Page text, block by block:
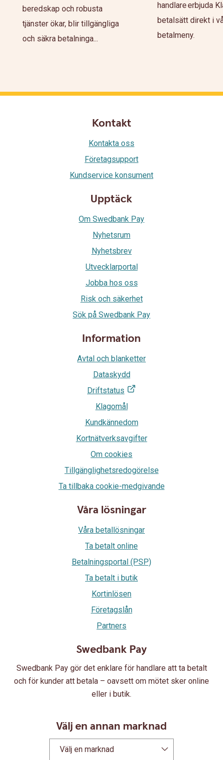
beredskap och robusta
tjänster ökar, blir tillgängliga
och säkra betalninga...
handlare erbjuda
betalsätt direkt i
betalmeny.
Swedbank Pay
Swedbank Pay gör det enklare för handlare att ta betalt
och för kunder att betala – oavsett om mötet sker online
eller i butik.
Välj en annan marknad
Välj en marknad
Kontakt
Kontakta oss
Företagsupport
Kundservice konsument
Upptäck
Om Swedbank Pay
Nyhetsrum
Nyhetsbrev
Utvecklarportal
Jobba hos oss
Risk och säkerhet
Sök på Swedbank Pay
Information
Avtal och blanketter
Dataskydd
Driftstatus
Klagomål
Kundkännedom
Kortnätverksavgifter
Om cookies
Tillgänglighetsredogörelse
Ta tillbaka cookie-medgivande
Våra lösningar
Våra betallösningar
Ta betalt online
Betalningsportal (PSP)
Ta betalt i butik
Kortinlösen
Företagslån
Partners